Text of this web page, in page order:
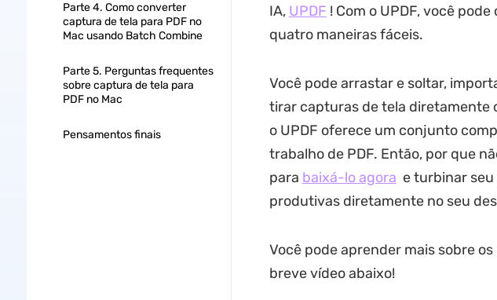
Parte 4. Como converter
captura de tela para PDF no
Mac usando Batch Combine
Parte 5. Perguntas frequentes
sobre captura de tela para
PDF no Mac
Pensamentos finais
IA, UPDF ! Com o UPDF, você
quatro maneiras fáceis.
Você pode arrastar e soltar,
tirar capturas de tela diretamente
o UPDF oferece um conjunto
trabalho de PDF. Então, por que
para baixá-lo agora e turbinar
produtivas diretamente no seu
Você pode aprender mais sobre
breve vídeo abaixo!